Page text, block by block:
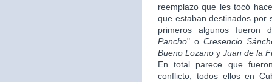
reemplazo que les tocó
que estaban destinados por
primeros algunos fueron
Pancho" o Cresencio
Bueno Lozano y Juan de la
En total parece que
conflicto, todos ellos en